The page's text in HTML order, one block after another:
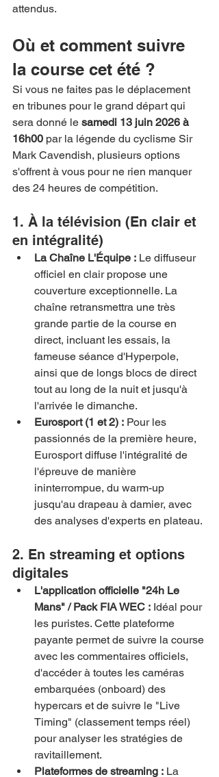
attendus.
Où et comment suivre
la course cet été ?
Si vous ne faites pas le déplacement
en tribunes pour le grand départ qui
sera donné le samedi 13 juin 2026 à
16h00 par la légende du cyclisme Sir
Mark Cavendish, plusieurs options
s'offrent à vous pour ne rien manquer
des 24 heures de compétition.
1. À la télévision (En clair et
en intégralité)
La Chaîne L'Équipe : Le diffuseur
officiel en clair propose une
couverture exceptionnelle. La
chaîne retransmettra une très
grande partie de la course en
direct, incluant les essais, la
fameuse séance d'Hyperpole,
ainsi que de longs blocs de direct
tout au long de la nuit et jusqu'à
l'arrivée le dimanche.
Eurosport (1 et 2) : Pour les
passionnés de la première heure,
Eurosport diffuse l'intégralité de
l'épreuve de manière
ininterrompue, du warm-up
jusqu'au drapeau à damier, avec
des analyses d'experts en plateau.
2. En streaming et options
digitales
L'application officielle "24h Le
Mans" / Pack FIA WEC : Idéal pour
les puristes. Cette plateforme
payante permet de suivre la course
avec les commentaires officiels,
d'accéder à toutes les caméras
embarquées (onboard) des
hypercars et de suivre le "Live
Timing" (classement temps réel)
pour analyser les stratégies de
ravitaillement.
Plateformes de streaming : La